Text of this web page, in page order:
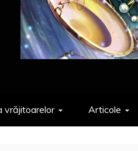
vrăjitoarelor Articole